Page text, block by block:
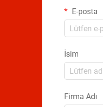
E-posta
İsim
Firma Adı